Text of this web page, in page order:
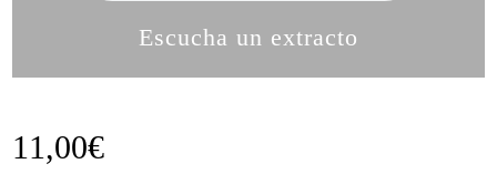
Escucha un extracto
11,00€